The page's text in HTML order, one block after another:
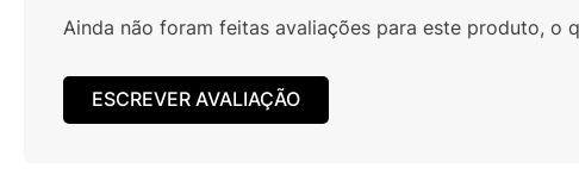
Ainda não foram feitas avaliações para este produto, o
ESCREVER AVALIAÇÃO